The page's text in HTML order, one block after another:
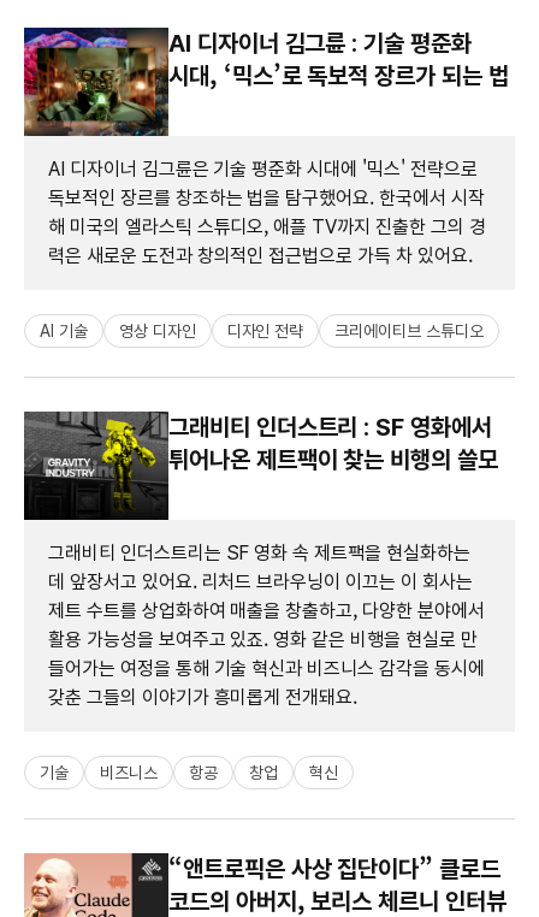
AI 디자이너 김그륜 : 기술 평준화
시대, ‘믹스’로 독보적 장르가 되는 법
AI 디자이너 김그륜은 기술 평준화 시대에 '믹스' 전략으로
독보적인 장르를 창조하는 법을 탐구했어요. 한국에서 시작
해 미국의 엘라스틱 스튜디오, 애플 TV까지 진출한 그의 경
력은 새로운 도전과 창의적인 접근법으로 가득 차 있어요.
AI 기술 영상 디자인 디자인 전략 크리에이티브 스튜디오
그래비티 인더스트리 : SF 영화에서
튀어나온 제트팩이 찾는 비행의 쓸모
그래비티 인더스트리는 SF 영화 속 제트팩을 현실화하는
데 앞장서고 있어요. 리처드 브라우닝이 이끄는 이 회사는
제트 수트를 상업화하여 매출을 창출하고, 다양한 분야에서
활용 가능성을 보여주고 있죠. 영화 같은 비행을 현실로 만
들어가는 여정을 통해 기술 혁신과 비즈니스 감각을 동시에
갖춘 그들의 이야기가 흥미롭게 전개돼요.
기술 비즈니스 항공 창업 혁신
“앤트로픽은 사상 집단이다” 클로드
코드의 아버지, 보리스 체르니 인터뷰